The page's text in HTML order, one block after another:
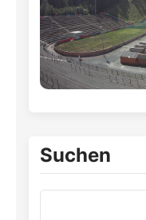
Suchen